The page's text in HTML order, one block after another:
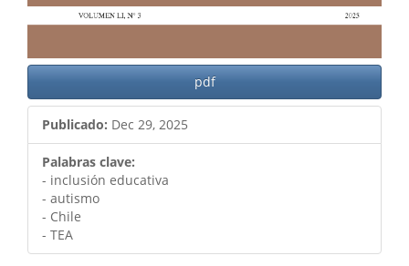
pdf
Publicado: Dec 29, 2025
Palabras clave:
- inclusión educativa
- autismo
- Chile
- TEA